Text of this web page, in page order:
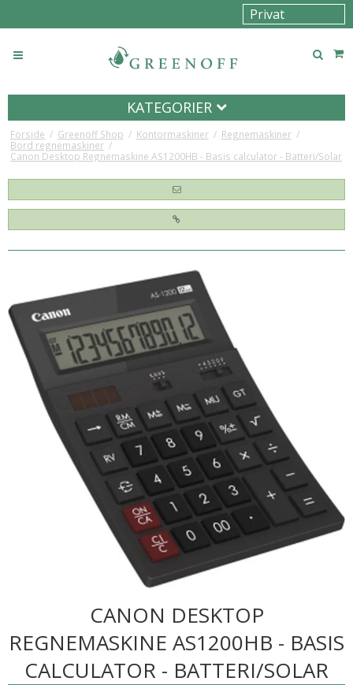
KATEGORIER
Forside / Greenoff Shop / Kontormaskiner / Regnemaskiner /
Bord regnemaskiner /
Canon Desktop Regnemaskine AS1200HB - Basis calculator - Batteri/Solar
CANON DESKTOP
REGNEMASKINE AS1200HB - BASIS
CALCULATOR - BATTERI/SOLAR